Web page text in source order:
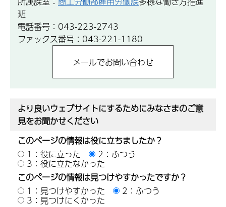
班
電話番号：043-223-2743
ファックス番号：043-221-1180
より良いウェブサイトにするためにみなさまのご意
見をお聞かせください
このページの情報は役に立ちましたか？
1：役に立った
2：ふつう
3：役に立たなかった
このページの情報は見つけやすかったですか？
1：見つけやすかった
2：ふつう
3：見つけにくかった